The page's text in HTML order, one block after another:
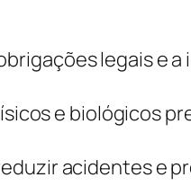
legais e a
e biológicos
acidentes e